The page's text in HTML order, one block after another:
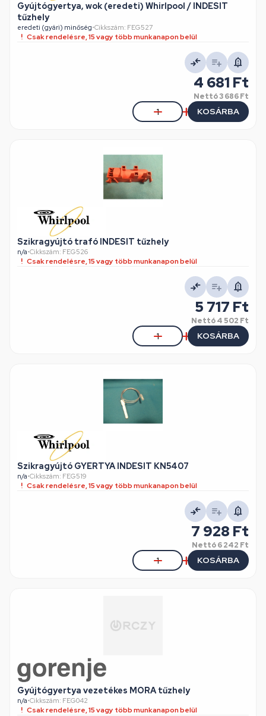
Gyújtógyertya, wok (eredeti) Whirlpool / INDESIT
tűzhely
eredeti (gyári) minőség•Cikkszám: FEG527
Csak rendelésre, 15 vagy több munkanapon belül
4 681 Ft
Nettó3 686 Ft
KOSÁRBA
Szikragyújtó trafó INDESIT tűzhely
n/a•Cikkszám: FEG526
Csak rendelésre, 15 vagy több munkanapon belül
5 717 Ft
Nettó4 502 Ft
KOSÁRBA
Szikragyújtó GYERTYA INDESIT KN5407
n/a•Cikkszám: FEG519
Csak rendelésre, 15 vagy több munkanapon belül
7 928 Ft
Nettó6 242 Ft
KOSÁRBA
Gyújtógyertya vezetékes MORA tűzhely
n/a•Cikkszám: FEG042
Csak rendelésre, 15 vagy több munkanapon belül